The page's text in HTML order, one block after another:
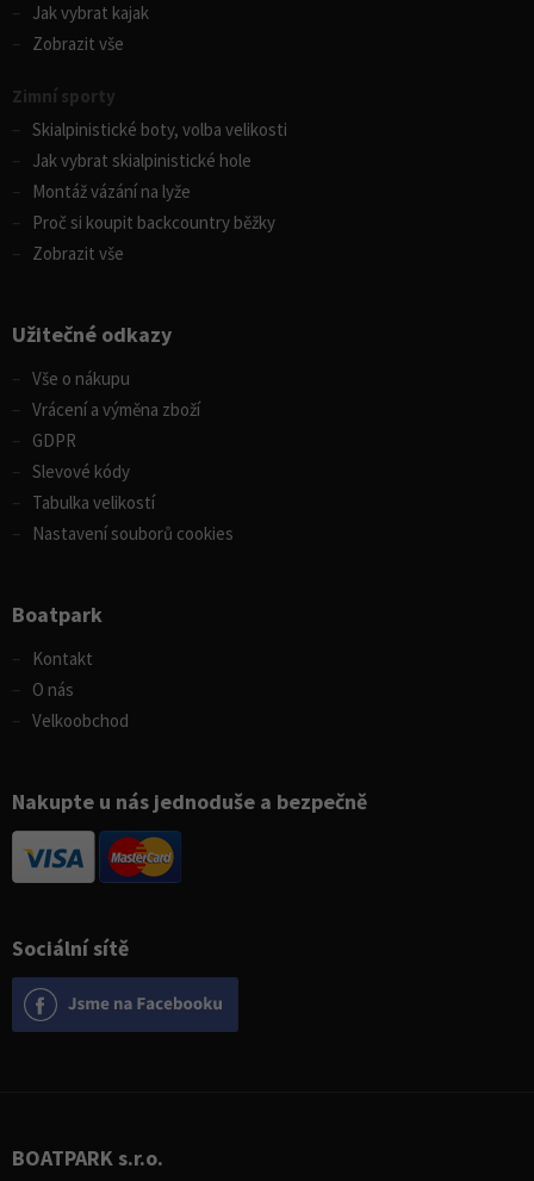
Sociální sítě
Jak vybrat kajak
Zobrazit vše
Zimní sporty
Skialpinistické boty, volba velikosti
Jak vybrat skialpinistické hole
Montáž vázání na lyže
Proč si koupit backcountry běžky
Zobrazit vše
Užitečné odkazy
Vše o nákupu
Vrácení a výměna zboží
GDPR
Slevové kódy
Tabulka velikostí
Nastavení souborů cookies
Boatpark
Kontakt
O nás
Velkoobchod
Nakupte u nás jednoduše a bezpečně
BOATPARK s.r.o.